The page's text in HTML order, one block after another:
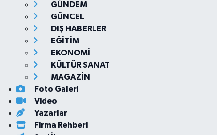
GÜNDEM
GÜNCEL
DIŞ HABERLER
EĞİTİM
EKONOMİ
KÜLTÜR SANAT
MAGAZİN
Foto Galeri
Video
Yazarlar
Firma Rehberi